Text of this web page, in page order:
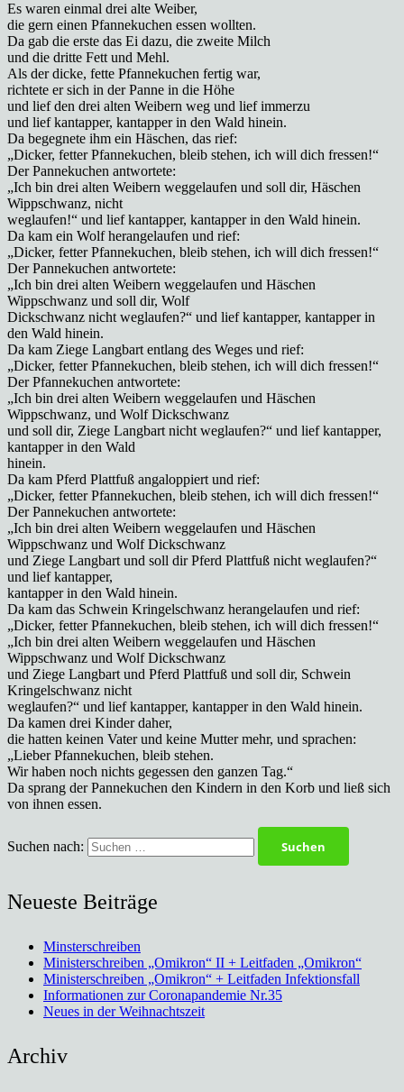
Es waren einmal drei alte Weiber,
die gern einen Pfannekuchen essen wollten.
Da gab die erste das Ei dazu, die zweite Milch
und die dritte Fett und Mehl.
Als der dicke, fette Pfannekuchen fertig war,
richtete er sich in der Panne in die Höhe
und lief den drei alten Weibern weg und lief immerzu
und lief kantapper, kantapper in den Wald hinein.
Da begegnete ihm ein Häschen, das rief:
„Dicker, fetter Pfannekuchen, bleib stehen, ich will dich fressen!“
Der Pannekuchen antwortete:
„Ich bin drei alten Weibern weggelaufen und soll dir, Häschen
Wippschwanz, nicht
weglaufen!“ und lief kantapper, kantapper in den Wald hinein.
Da kam ein Wolf herangelaufen und rief:
„Dicker, fetter Pfannekuchen, bleib stehen, ich will dich fressen!“
Der Pannekuchen antwortete:
„Ich bin drei alten Weibern weggelaufen und Häschen
Wippschwanz und soll dir, Wolf
Dickschwanz nicht weglaufen?“ und lief kantapper, kantapper in
den Wald hinein.
Da kam Ziege Langbart entlang des Weges und rief:
„Dicker, fetter Pfannekuchen, bleib stehen, ich will dich fressen!“
Der Pfannekuchen antwortete:
„Ich bin drei alten Weibern weggelaufen und Häschen
Wippschwanz, und Wolf Dickschwanz
und soll dir, Ziege Langbart nicht weglaufen?“ und lief kantapper,
kantapper in den Wald
hinein.
Da kam Pferd Plattfuß angaloppiert und rief:
„Dicker, fetter Pfannekuchen, bleib stehen, ich will dich fressen!“
Der Pannekuchen antwortete:
„Ich bin drei alten Weibern weggelaufen und Häschen
Wippschwanz und Wolf Dickschwanz
und Ziege Langbart und soll dir Pferd Plattfuß nicht weglaufen?“
und lief kantapper,
kantapper in den Wald hinein.
Da kam das Schwein Kringelschwanz herangelaufen und rief:
„Dicker, fetter Pfannekuchen, bleib stehen, ich will dich fressen!“
„Ich bin drei alten Weibern weggelaufen und Häschen
Wippschwanz und Wolf Dickschwanz
und Ziege Langbart und Pferd Plattfuß und soll dir, Schwein
Kringelschwanz nicht
weglaufen?“ und lief kantapper, kantapper in den Wald hinein.
Da kamen drei Kinder daher,
die hatten keinen Vater und keine Mutter mehr, und sprachen:
„Lieber Pfannekuchen, bleib stehen.
Wir haben noch nichts gegessen den ganzen Tag.“
Da sprang der Pannekuchen den Kindern in den Korb und ließ sich
von ihnen essen.
Suchen nach:
Neueste Beiträge
Minsterschreiben
Ministerschreiben „Omikron“ II + Leitfaden „Omikron“
Ministerschreiben „Omikron“ + Leitfaden Infektionsfall
Informationen zur Coronapandemie Nr.35
Neues in der Weihnachtszeit
Archiv